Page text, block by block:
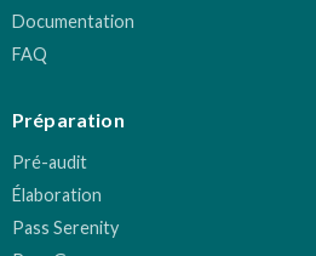
Documentation
FAQ
Préparation
Pré-audit
Élaboration
Pass Serenity